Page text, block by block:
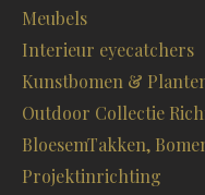
Meubels
Interieur eyecatchers
Kunstbomen &
Outdoor Collectie
BloesemTakken,
Projektinrichting